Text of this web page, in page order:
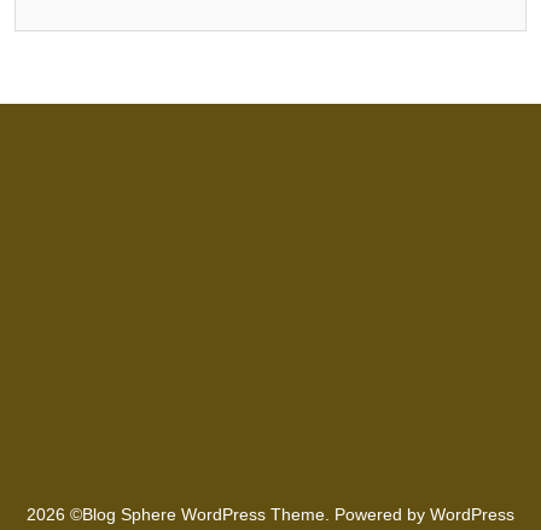
2026 ©Blog Sphere WordPress Theme. Powered by WordPress